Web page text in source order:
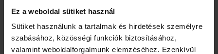
Ez a weboldal sütiket használ
Sütiket használunk a tartalmak és hirdetések személyre
szabásához, közösségi funkciók biztosításához,
valamint weboldalforgalmunk elemzéséhez. Ezenkívül
korábbi változatainkat is.
Korábbi változatok